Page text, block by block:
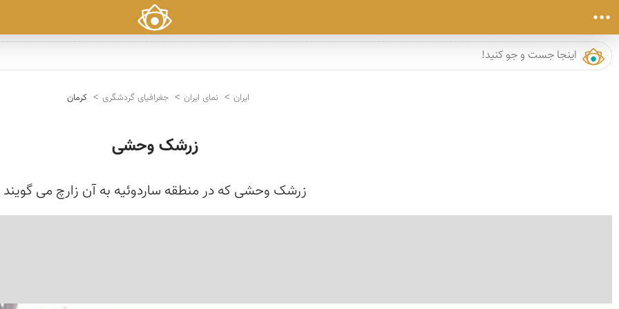
ایران نمای ایران جغرافیای گردشگری کرمان
زرشک وحشی
زرشک وحشی که در منطقه ساردوئیه به آن زارچ می گویند